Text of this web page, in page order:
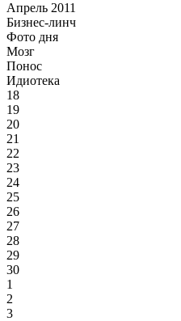
Апрель 2011
Бизнес-линч
Фото дня
Мозг
Понос
Идиотека
18
19
20
21
22
23
24
25
26
27
28
29
30
1
2
3